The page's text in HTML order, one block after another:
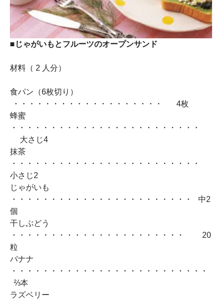
■じゃがいもとフルーツのオープンサンド
材料（ 2 人分）
食パン（6枚切り）
・・・・・・・・・・・・・・・・・・・ 4枚
蜂蜜
・・・・・・・・・・・・・・・・・・・・・・・・
大さじ4
抹茶
・・・・・・・・・・・・・・・・・・・・・・・・
小さじ2
じゃがいも
・・・・・・・・・・・・・・・・・・・・・・・ 中2
個
干しぶどう
・・・・・・・・・・・・・・・・・・・・・・ 20
粒
バナナ
・・・・・・・・・・・・・・・・・・・・・・・・・
⅔本
ラズベリー